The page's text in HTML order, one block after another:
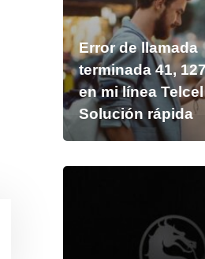
Error de llamada
terminada 41,
en mi línea
Solución rápida